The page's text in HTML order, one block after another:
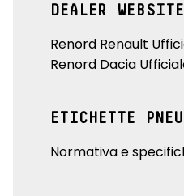
DEALER
Renord Renault
Renord Dacia
ETICHETTE
Normativa e